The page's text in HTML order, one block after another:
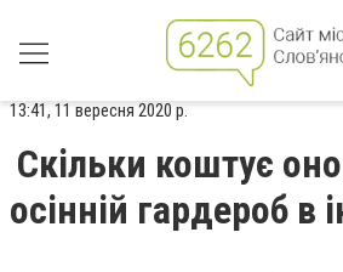
13:41, 11 вересня 2020 р.
Скільки коштує
осінній гардероб в